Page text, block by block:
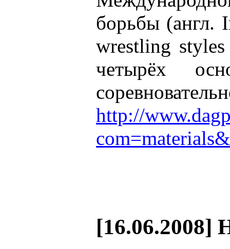
борьбы (англ.
wrestling
четырёх
http://
[16.06.2008]